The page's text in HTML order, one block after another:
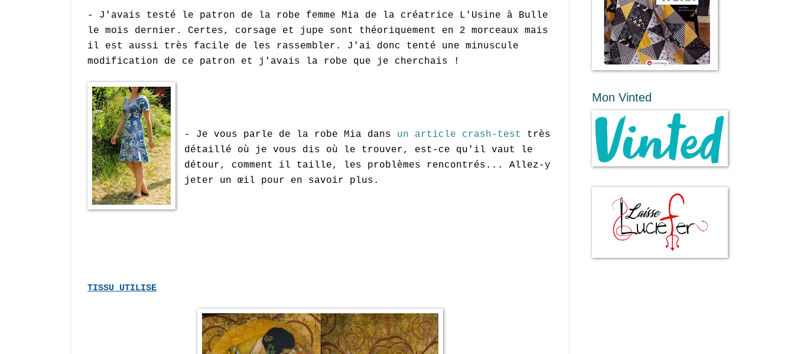
- J'avais testé le patron de la robe femme Mia de la créatrice L'Usine à Bulle
le mois dernier. Certes, corsage et jupe sont théoriquement en 2 morceaux mais
il est aussi très facile de les rassembler. J'ai donc tenté une minuscule
modification de ce patron et j'avais la robe que je cherchais !
- Je vous parle de la robe Mia dans un article crash-test
très
détaillé où je vous dis où le trouver, est-ce qu'il vaut le
détour, comment il taille, les problèmes rencontrés... Allez-y
jeter un œil pour en savoir plus.
TISSU UTILISE
Mon Vinted